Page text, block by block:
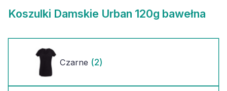
Koszulki Damskie Urban 120g bawełna
Czarne (2)